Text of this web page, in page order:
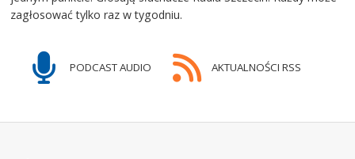
zagłosować tylko raz w tygodniu.
PODCAST AUDIO AKTUALNOŚCI RSS